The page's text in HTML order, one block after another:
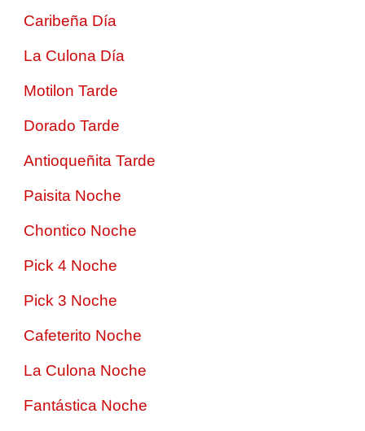
Caribeña Día
La Culona Día
Motilon Tarde
Dorado Tarde
Antioqueñita Tarde
Paisita Noche
Chontico Noche
Pick 4 Noche
Pick 3 Noche
Cafeterito Noche
La Culona Noche
Fantástica Noche